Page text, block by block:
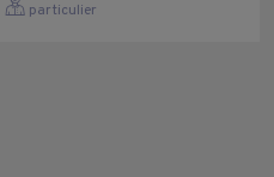
particulier